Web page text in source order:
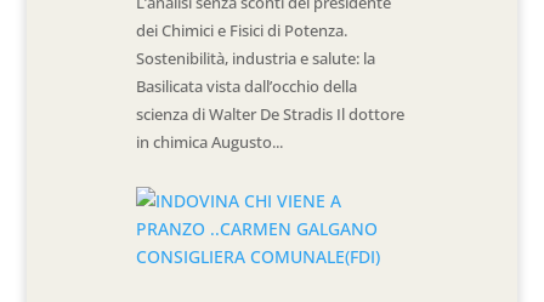
dei Chimici e Fisici di Potenza.
Sostenibilità, industria e salute: la
Basilicata vista dall’occhio della
scienza di Walter De Stradis Il dottore
in chimica Augusto...